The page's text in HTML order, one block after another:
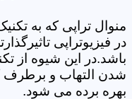
منوال تراپی که به
در فیزیوتراپی
باشد.در این شیوه از
شدن التهاب و
بهره برده می شود.